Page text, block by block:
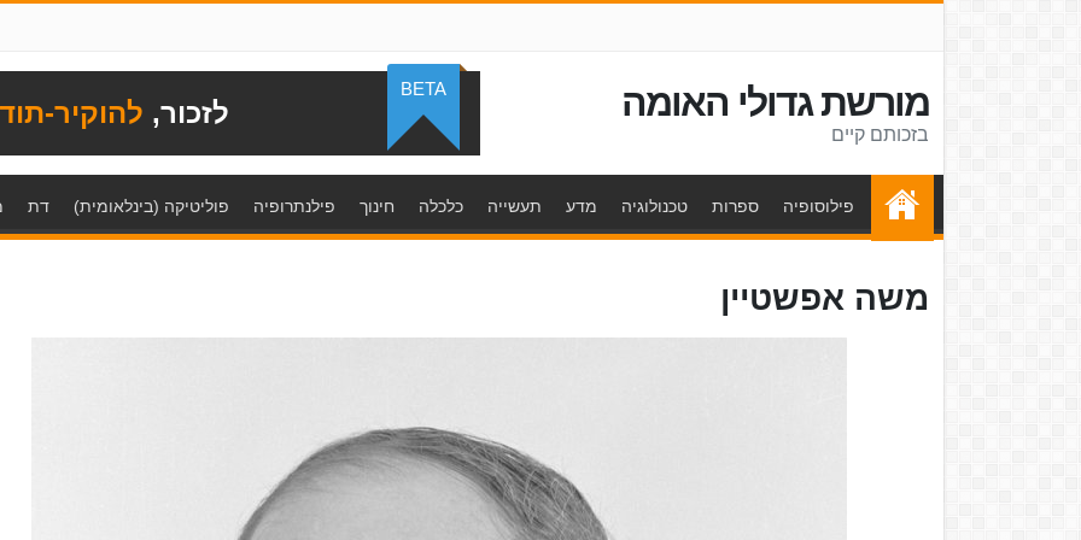
מורשת גדולי האומה
בזכותם קיים
לזכור, להוקיר-
BETA
פילוסופיה ספרות טכנולוגיה מדע תעשייה כלכלה חינוך פילנתרופיה פוליטיקה (בינלאומית) דת
משה אפשטיין